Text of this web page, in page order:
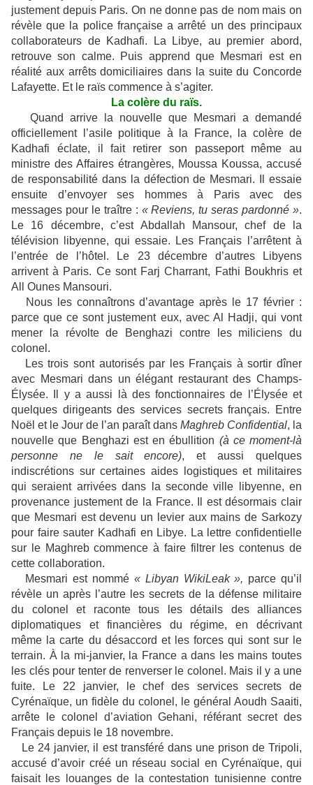
justement depuis Paris. On ne donne pas de nom mais on
révèle que la police française a arrêté un des principaux
collaborateurs de Kadhafi. La Libye, au premier abord,
retrouve son calme. Puis apprend que Mesmari est en
réalité aux arrêts domiciliaires dans la suite du Concorde
Lafayette. Et le raïs commence à s’agiter.
La colère du raïs.
Quand arrive la nouvelle que Mesmari a demandé
officiellement l’asile politique à la France, la colère de
Kadhafi éclate, il fait retirer son passeport même au
ministre des Affaires étrangères, Moussa Koussa, accusé
de responsabilité dans la défection de Mesmari. Il essaie
ensuite d’envoyer ses hommes à Paris avec des
messages pour le traître : « Reviens, tu seras pardonné ».
Le 16 décembre, c’est Abdallah Mansour, chef de la
télévision libyenne, qui essaie. Les Français l’arrêtent à
l’entrée de l’hôtel. Le 23 décembre d’autres Libyens
arrivent à Paris. Ce sont Farj Charrant, Fathi Boukhris et
All Ounes Mansouri.
Nous les connaîtrons d’avantage après le 17 février :
parce que ce sont justement eux, avec Al Hadji, qui vont
mener la révolte de Benghazi contre les miliciens du
colonel.
Les trois sont autorisés par les Français à sortir dîner
avec Mesmari dans un élégant restaurant des Champs-
Élysée. Il y a aussi là des fonctionnaires de l’Élysée et
quelques dirigeants des services secrets français. Entre
Noël et le Jour de l’an paraît dans Maghreb Confidential, la
nouvelle que Benghazi est en ébullition (à ce moment-là
personne ne le sait encore), et aussi quelques
indiscrétions sur certaines aides logistiques et militaires
qui seraient arrivées dans la seconde ville libyenne, en
provenance justement de la France. Il est désormais clair
que Mesmari est devenu un levier aux mains de Sarkozy
pour faire sauter Kadhafi en Libye. La lettre confidentielle
sur le Maghreb commence à faire filtrer les contenus de
cette collaboration.
Mesmari est nommé « Libyan WikiLeak », parce qu’il
révèle un après l’autre les secrets de la défense militaire
du colonel et raconte tous les détails des alliances
diplomatiques et financières du régime, en décrivant
même la carte du désaccord et les forces qui sont sur le
terrain. À la mi-janvier, la France a dans les mains toutes
les clés pour tenter de renverser le colonel. Mais il y a une
fuite. Le 22 janvier, le chef des services secrets de
Cyrénaïque, un fidèle du colonel, le général Aoudh Saaiti,
arrête le colonel d’aviation Gehani, référant secret des
Français depuis le 18 novembre.
Le 24 janvier, il est transféré dans une prison de Tripoli,
accusé d’avoir créé un réseau social en Cyrénaïque, qui
faisait les louanges de la contestation tunisienne contre